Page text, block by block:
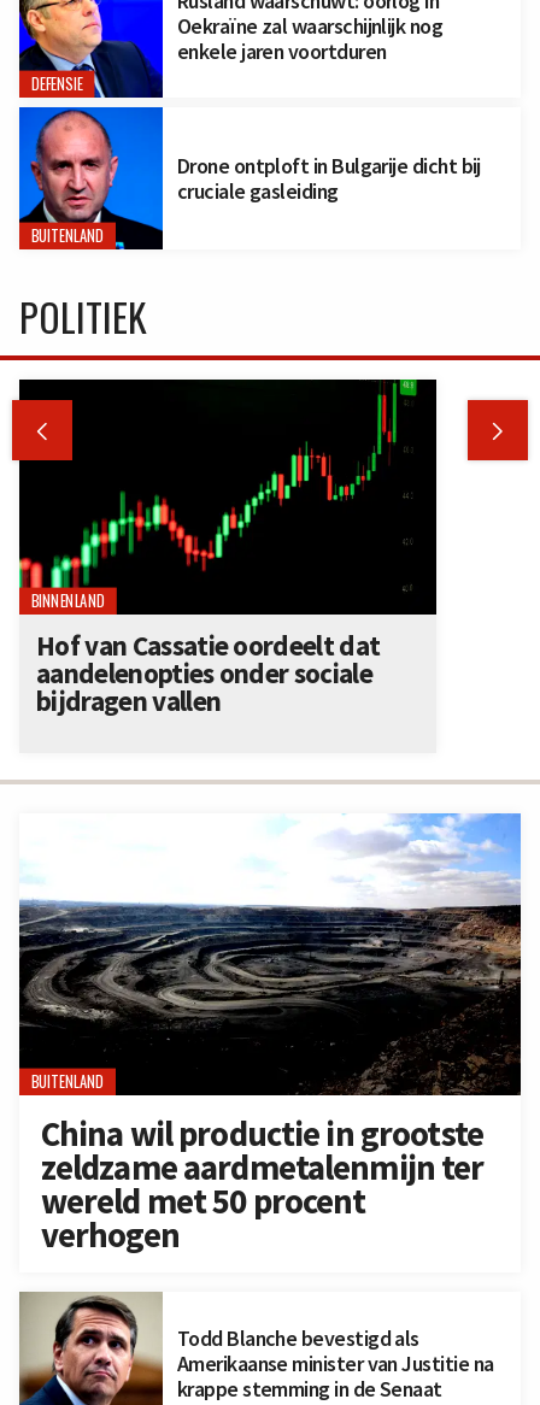
DEFENSIE
Oekraïne zal waarschijnlijk nog
enkele jaren voortduren
BUITENLAND
Drone ontploft in Bulgarije dicht bij
cruciale gasleiding
BUITENLAND
China wil productie in grootste
zeldzame aardmetalenmijn ter
wereld met 50 procent
verhogen
Todd Blanche bevestigd als
Amerikaanse minister van Justitie na
krappe stemming in de Senaat
POLITIEK
 
BINNENLAND
Hof van Cassatie oordeelt dat
aandelenopties onder sociale
bijdragen vallen